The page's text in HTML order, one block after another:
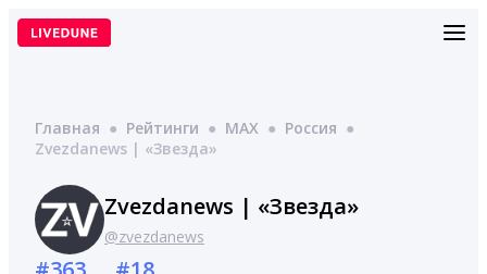
Перейти
Главная ● Рейтинги ● MAX ● Россия ●
Zvezdanews | «Звезда»
Zvezdanews | «Звезда»
@zvezdanews